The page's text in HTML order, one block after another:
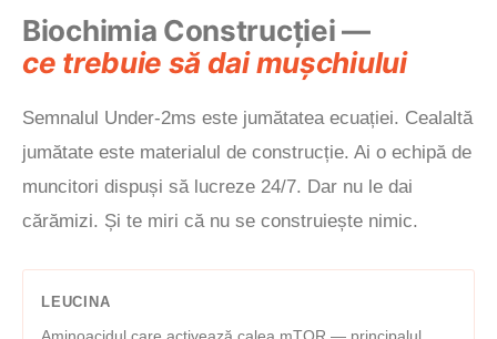
Biochimia Construcției —
ce trebuie să dai mușchiului
Semnalul Under-2ms este jumătatea ecuației. Cealaltă
jumătate este materialul de construcție. Ai o echipă de
muncitori dispuși să lucreze 24/7. Dar nu le dai
cărămizi. Și te miri că nu se construiește nimic.
LEUCINA